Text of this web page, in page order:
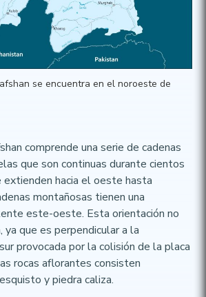
se encuentra en el noroeste de
comprende una serie de cadenas
que son continuas durante cientos
hacia el oeste hasta
montañosas tienen una
este-oeste. Esta orientación no
ya que es perpendicular a la
provocada por la colisión de la placa
rocas aflorantes consisten
y piedra caliza.